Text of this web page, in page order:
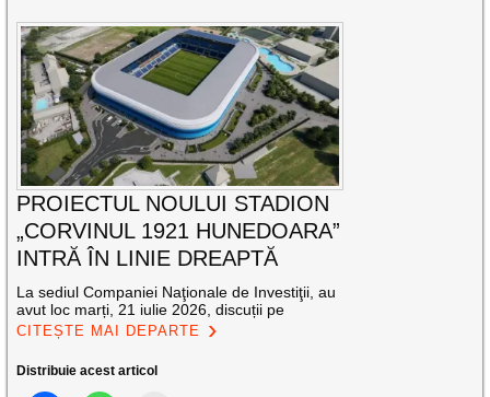
PROIECTUL NOULUI STADION
„CORVINUL 1921 HUNEDOARA”
INTRĂ ÎN LINIE DREAPTĂ
La sediul Companiei Naţionale de Investiţii, au
avut loc marți, 21 iulie 2026, discuții pe
CITEȘTE MAI DEPARTE
Distribuie acest articol